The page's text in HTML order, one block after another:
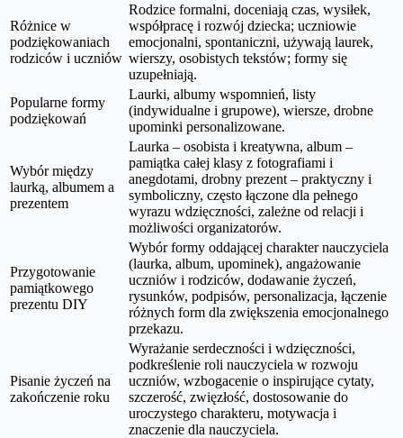
Różnice w
podziękowaniach
rodziców i uczniów
Rodzice formalni, doceniają czas, wysiłek,
współpracę i rozwój dziecka; uczniowie
emocjonalni, spontaniczni, używają laurek,
wierszy, osobistych tekstów; formy się
uzupełniają.
Popularne formy
podziękowań
Laurki, albumy wspomnień, listy
(indywidualne i grupowe), wiersze, drobne
upominki personalizowane.
Wybór między
laurką, albumem a
prezentem
Laurka – osobista i kreatywna, album –
pamiątka całej klasy z fotografiami i
anegdotami, drobny prezent – praktyczny i
symboliczny, często łączone dla pełnego
wyrazu wdzięczności, zależne od relacji i
możliwości organizatorów.
Przygotowanie
pamiątkowego
prezentu DIY
Wybór formy oddającej charakter nauczyciela
(laurka, album, upominek), angażowanie
uczniów i rodziców, dodawanie życzeń,
rysunków, podpisów, personalizacja, łączenie
różnych form dla zwiększenia emocjonalnego
przekazu.
Pisanie życzeń na
zakończenie roku
Wyrażanie serdeczności i wdzięczności,
podkreślenie roli nauczyciela w rozwoju
uczniów, wzbogacenie o inspirujące cytaty,
szczerość, zwięzłość, dostosowanie do
uroczystego charakteru, motywacja i
znaczenie dla nauczyciela.